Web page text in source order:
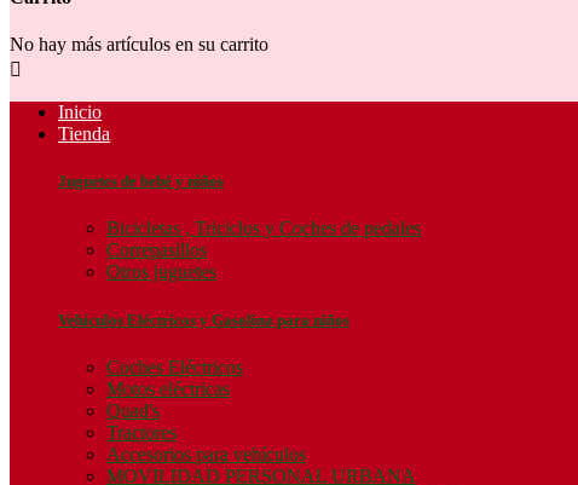
No hay más artículos en su carrito

Inicio
Tienda
Juguetes de bebé y niños
Bicicletas , Triciclos y Coches de pedales
Correpasillos
Otros juguetes
Vehículos Eléctricos y Gasolina para niños
Coches Eléctricos
Motos eléctricas
Quad's
Tractores
Accesorios para vehículos
MOVILIDAD PERSONAL URBANA